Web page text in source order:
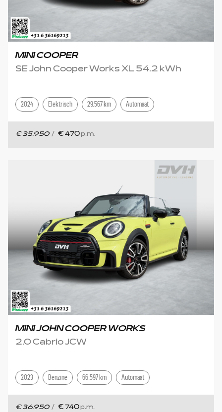
MINI COOPER
SE John Cooper Works XL 54.2 kWh
2024 Elektrisch 29.567 km Automaat
€ 35.950 / € 470 p.m.
MINI JOHN COOPER WORKS
2.0 Cabrio JCW
2023 Benzine 66.597 km Automaat
€ 36.950 / € 740p.m.